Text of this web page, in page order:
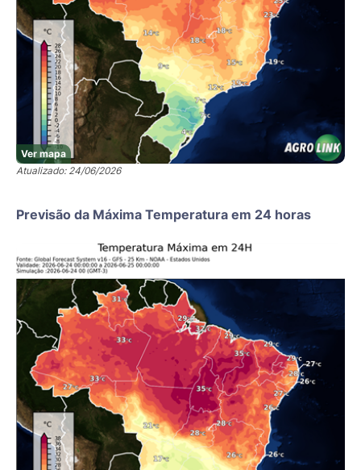
Ver mapa
Atualizado: 24/06/2026
Previsão da Máxima Temperatura em 24 horas